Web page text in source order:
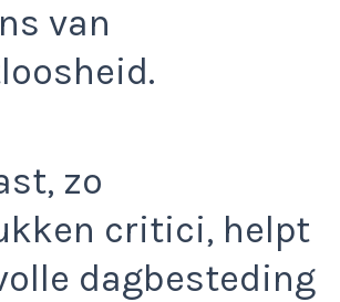
van
zo
critici, helpt
dagbesteding